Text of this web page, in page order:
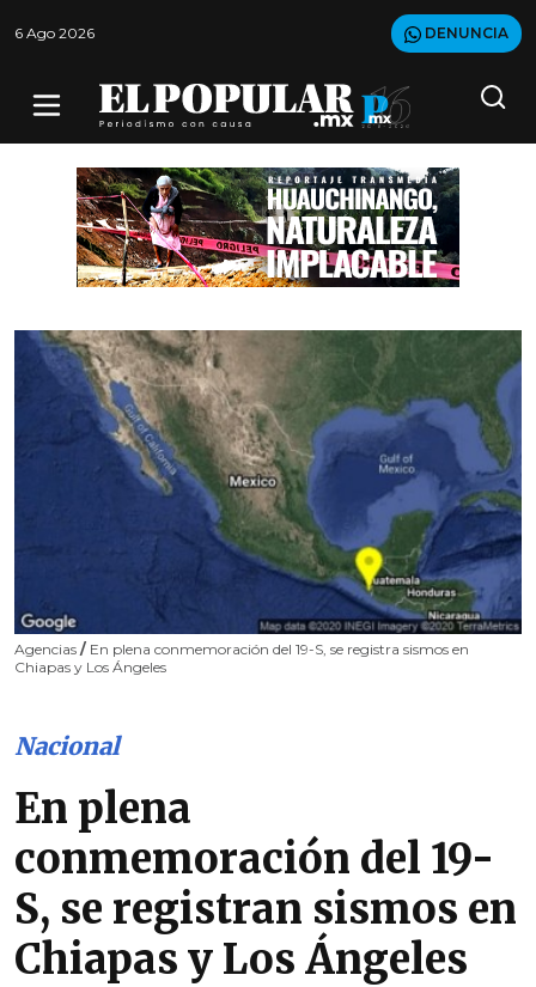
6 Ago 2026 DENUNCIA
Agencias / En plena conmemoración del 19-S, se registra sismos en
Chiapas y Los Ángeles
Nacional
En plena
conmemoración del 19-
S, se registran sismos en
Chiapas y Los Ángeles